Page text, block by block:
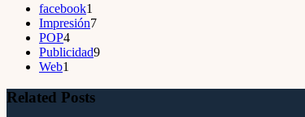
facebook1
product
Impresión77
POP44
products
Publicidad99
Web1
Related Posts